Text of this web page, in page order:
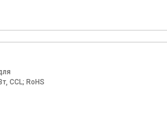
CCL; RoHS